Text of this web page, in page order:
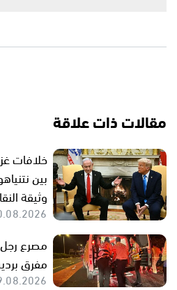
مقالات ذات علاقة
خلافات
بين
وثيقة
مصرع
مفرق